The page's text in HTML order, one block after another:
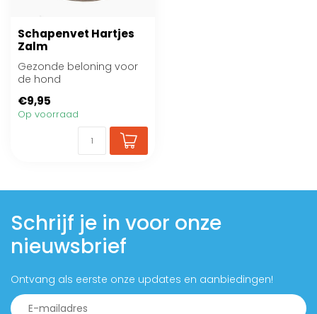
Schapenvet Hartjes
Zalm
Gezonde beloning voor
de hond
€9,95
Op voorraad
Schrijf je in voor onze
nieuwsbrief
Ontvang als eerste onze updates en aanbiedingen!